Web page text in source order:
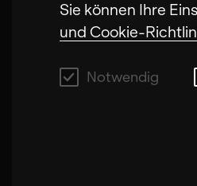
Sie können Ihre
und Cookie-
Notwendig